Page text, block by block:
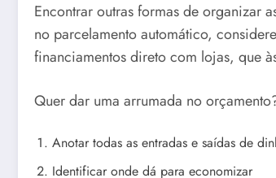
Encontrar outras formas de organizar
no parcelamento automático,
financiamentos direto com lojas, que
Quer dar uma arrumada no
Anotar todas as entradas e saídas de
Identificar onde dá para economizar